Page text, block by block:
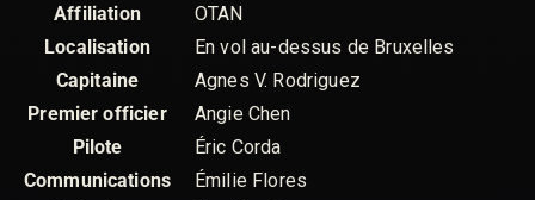
Affiliation
OTAN
Localisation
En vol au-dessus de Bruxelles
Capitaine
Agnes V. Rodriguez
Premier officier
Angie Chen
Pilote
Éric Corda
Communications
Émilie Flores